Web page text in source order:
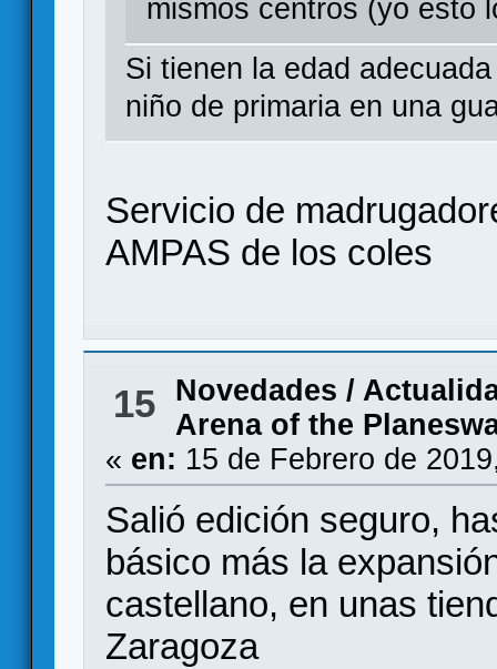
mismos centros (yo esto
Si tienen la edad
niño de primaria en una
Servicio de
AMPAS de los coles
15
Novedades /
Arena of the
« en: 15 de Febrero de
Salió edición seguro,
básico más la
castellano, en unas
Zaragoza